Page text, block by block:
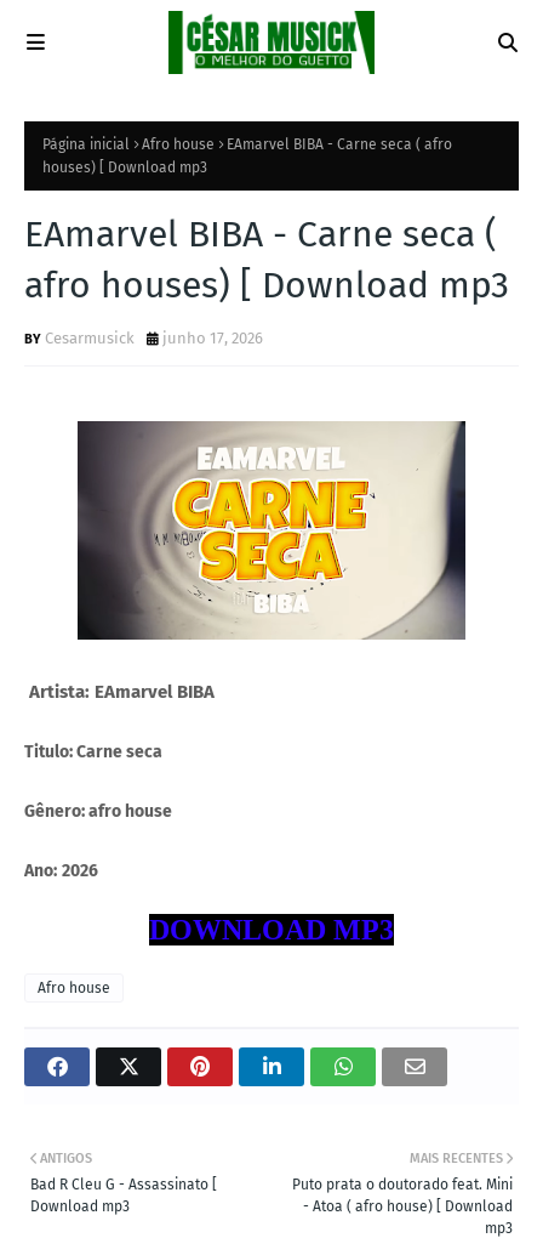
Página inicial Afro house
EAmarvel BIBA - Carne seca ( afro
houses) [ Download mp3
EAmarvel BIBA - Carne seca (
afro houses) [ Download mp3
Cesarmusick junho 17, 2026
Artista: EAmarvel BIBA
Titulo: Carne seca
Gênero: afro house
Ano: 2026
DOWNLOAD MP3
Afro house
MAIS RECENTES
Puto prata o doutorado feat. Mini
- Atoa ( afro house) [ Download
mp3
ANTIGOS
Bad R Cleu G - Assassinato [
Download mp3